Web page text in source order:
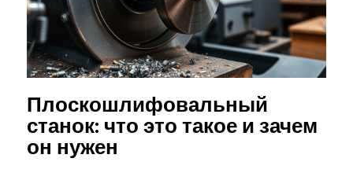
Плоскошлифовальный
станок: что это такое и зачем
он нужен